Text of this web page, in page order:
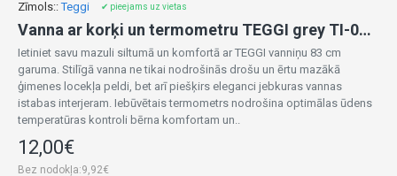
Zīmols:: Teggi ✔ pieejams uz vietas
Vanna ar korķi un termometru TEGGI grey TI-004-106
Ietiniet savu mazuli siltumā un komfortā ar TEGGI vanniņu 83 cm
garuma. Stilīgā vanna ne tikai nodrošinās drošu un ērtu mazākā
ģimenes locekļa peldi, bet arī piešķirs eleganci jebkuras vannas
istabas interjeram. Iebūvētais termometrs nodrošina optimālas ūdens
temperatūras kontroli bērna komfortam un..
12,00€
Bez nodokļa:9,92€